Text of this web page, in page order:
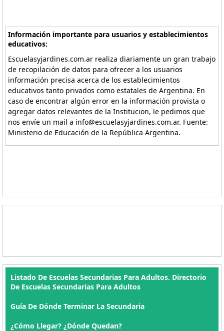
Información importante para usuarios y establecimientos
educativos:
Escuelasyjardines.com.ar realiza diariamente un gran trabajo
de recopilación de datos para ofrecer a los usuarios
información precisa acerca de los establecimientos
educativos tanto privados como estatales de Argentina. En
caso de encontrar algún error en la información provista o
agregar datos relevantes de la Institucion, le pedimos que
nos envíe un mail a info@escuelasyjardines.com.ar. Fuente:
Ministerio de Educación de la República Argentina.
Listado De Escuelas Secundarias Para Adultos. Directorio
De Escuelas Secundarias Para Adultos
Guía De Dónde Terminar La Secundaria
¿Cómo Llegar? ¿Dónde Quedan?